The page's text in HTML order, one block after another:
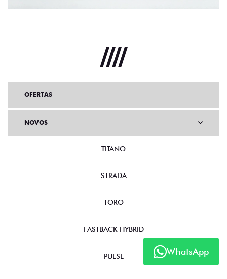
WhatsApp
OFERTAS
TITANO
STRADA
TORO
FASTBACK HYBRID